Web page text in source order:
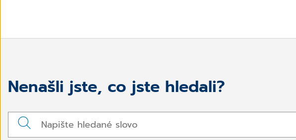
Nenašli jste, co jste hledali?